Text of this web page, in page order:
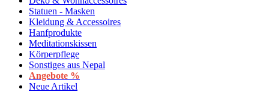
Statuen - Masken
Kleidung & Accessoires
Hanfprodukte
Meditationskissen
Körperpflege
Sonstiges aus Nepal
Angebote %
Neue Artikel